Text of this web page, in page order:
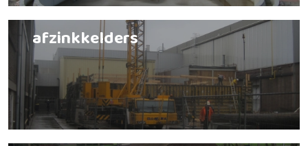
afzinkkelders